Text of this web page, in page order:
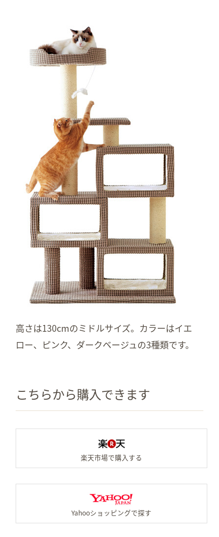
高さは130cmのミドルサイズ。カラーはイエ
ロー、ピンク、ダークベージュの3種類です。
こちらから購入できます